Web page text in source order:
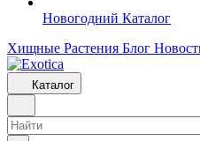
Новогодний Каталог
Хищные Растения Блог
Каталог